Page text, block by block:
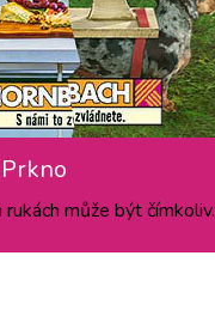
může být čímkoliv.